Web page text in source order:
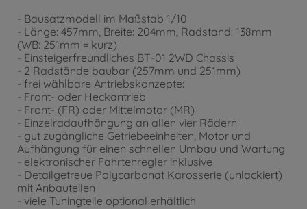
- Bausatzmodell im Maßstab 1/10
- Länge: 457mm, Breite: 204mm, Radstand: 138mm
(WB: 251mm = kurz)
- Einsteigerfreundliches BT-01 2WD Chassis
- 2 Radstände baubar (257mm und 251mm)
- frei wählbare Antriebskonzepte:
- Front- oder Heckantrieb
- Front- (FR) oder Mittelmotor (MR)
- Einzelradaufhängung an allen vier Rädern
- gut zugängliche Getriebeeinheiten, Motor und
Aufhängung für einen schnellen Umbau und Wartung
- elektronischer Fahrtenregler inklusive
- Detailgetreue Polycarbonat Karosserie (unlackiert)
mit Anbauteilen
- viele Tuningteile optional erhältlich